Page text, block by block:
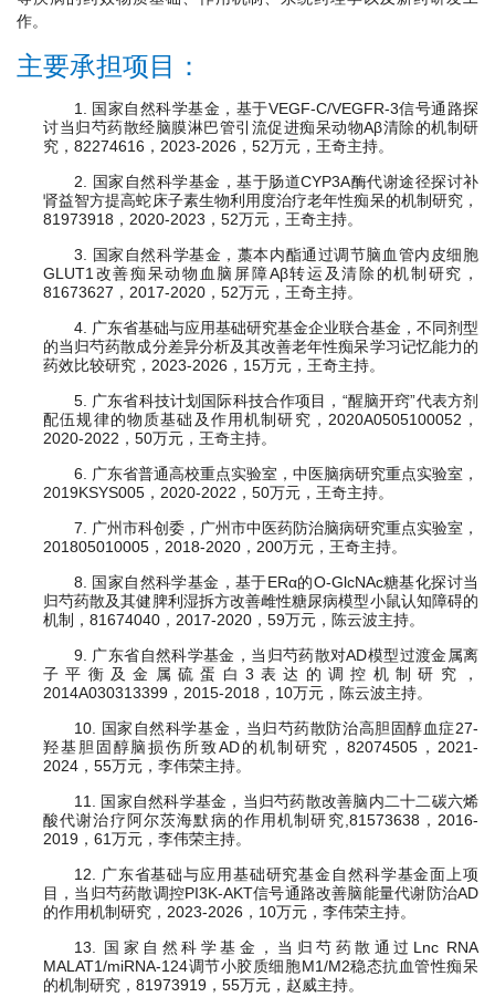
作。
主要承担项目：
1. 国家自然科学基金，基于VEGF-C/VEGFR-3信号通路探
讨当归芍药散经脑膜淋巴管引流促进痴呆动物Aβ清除的机制研
究，82274616，2023-2026，52万元，王奇主持。
2. 国家自然科学基金，基于肠道CYP3A酶代谢途径探讨补
肾益智方提高蛇床子素生物利用度治疗老年性痴呆的机制研究，
81973918，2020-2023，52万元，王奇主持。
3. 国家自然科学基金，藁本内酯通过调节脑血管内皮细胞
GLUT1改善痴呆动物血脑屏障Aβ转运及清除的机制研究，
81673627，2017-2020，52万元，王奇主持。
4. 广东省基础与应用基础研究基金企业联合基金，不同剂型
的当归芍药散成分差异分析及其改善老年性痴呆学习记忆能力的
药效比较研究，2023-2026，15万元，王奇主持。
5. 广东省科技计划国际科技合作项目，“醒脑开窍”代表方剂
配伍规律的物质基础及作用机制研究，2020A0505100052，
2020-2022，50万元，王奇主持。
6. 广东省普通高校重点实验室，中医脑病研究重点实验室，
2019KSYS005，2020-2022，50万元，王奇主持。
7. 广州市科创委，广州市中医药防治脑病研究重点实验室，
201805010005，2018-2020，200万元，王奇主持。
8. 国家自然科学基金，基于ERα的O-GlcNAc糖基化探讨当
归芍药散及其健脾利湿拆方改善雌性糖尿病模型小鼠认知障碍的
机制，81674040，2017-2020，59万元，陈云波主持。
9. 广东省自然科学基金，当归芍药散对AD模型过渡金属离
子平衡及金属硫蛋白3表达的调控机制研究，
2014A030313399，2015-2018，10万元，陈云波主持。
10. 国家自然科学基金，当归芍药散防治高胆固醇血症27-
羟基胆固醇脑损伤所致AD的机制研究，82074505，2021-
2024，55万元，李伟荣主持。
11. 国家自然科学基金，当归芍药散改善脑内二十二碳六烯
酸代谢治疗阿尔茨海默病的作用机制研究,81573638，2016-
2019，61万元，李伟荣主持。
12. 广东省基础与应用基础研究基金自然科学基金面上项
目，当归芍药散调控PI3K-AKT信号通路改善脑能量代谢防治AD
的作用机制研究，2023-2026，10万元，李伟荣主持。
13. 国家自然科学基金，当归芍药散通过Lnc RNA
MALAT1/miRNA-124调节小胶质细胞M1/M2稳态抗血管性痴呆
的机制研究，81973919，55万元，赵威主持。